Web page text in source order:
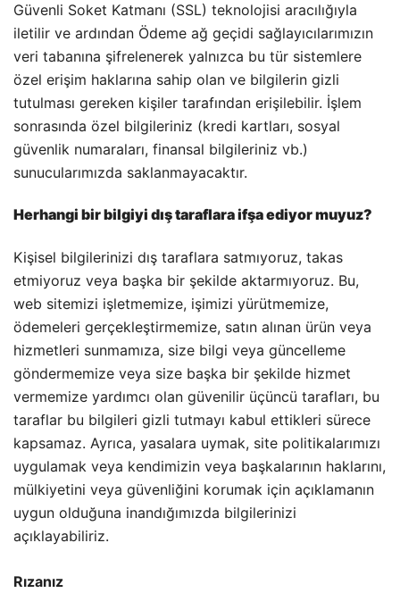
Güvenli Soket Katmanı (SSL) teknolojisi aracılığıyla
iletilir ve ardından Ödeme ağ geçidi sağlayıcılarımızın
veri tabanına şifrelenerek yalnızca bu tür sistemlere
özel erişim haklarına sahip olan ve bilgilerin gizli
tutulması gereken kişiler tarafından erişilebilir. İşlem
sonrasında özel bilgileriniz (kredi kartları, sosyal
güvenlik numaraları, finansal bilgileriniz vb.)
sunucularımızda saklanmayacaktır.
Herhangi bir bilgiyi dış taraflara ifşa ediyor muyuz?
Kişisel bilgilerinizi dış taraflara satmıyoruz, takas
etmiyoruz veya başka bir şekilde aktarmıyoruz. Bu,
web sitemizi işletmemize, işimizi yürütmemize,
ödemeleri gerçekleştirmemize, satın alınan ürün veya
hizmetleri sunmamıza, size bilgi veya güncelleme
göndermemize veya size başka bir şekilde hizmet
vermemize yardımcı olan güvenilir üçüncü tarafları, bu
taraflar bu bilgileri gizli tutmayı kabul ettikleri sürece
kapsamaz. Ayrıca, yasalara uymak, site politikalarımızı
uygulamak veya kendimizin veya başkalarının haklarını,
mülkiyetini veya güvenliğini korumak için açıklamanın
uygun olduğuna inandığımızda bilgilerinizi
açıklayabiliriz.
Rızanız